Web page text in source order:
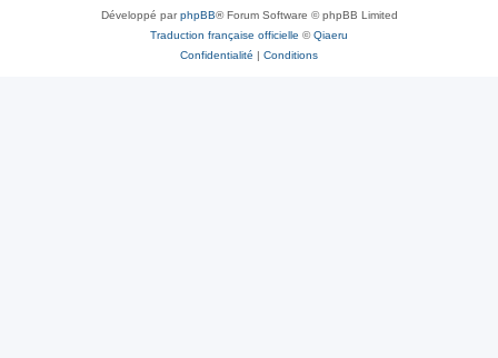
Développé parphpBB® Forum Software © phpBB Limited
Traduction française officielle ©Qiaeru
Confidentialité | Conditions